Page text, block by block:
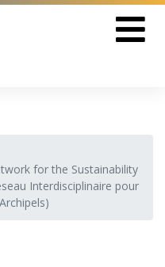
for the Sustainability
Interdisciplinaire pour